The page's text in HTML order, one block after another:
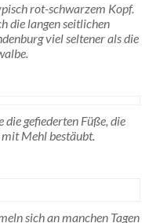
rot-schwarzem Kopf.
die langen seitlichen
viel seltener als die
die gefiederten Füße, die
mit Mehl bestäubt.
sich an manchen Tagen